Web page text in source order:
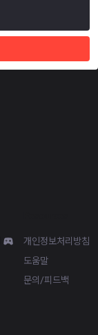
개인정보처리방침
도움말
문의/피드백